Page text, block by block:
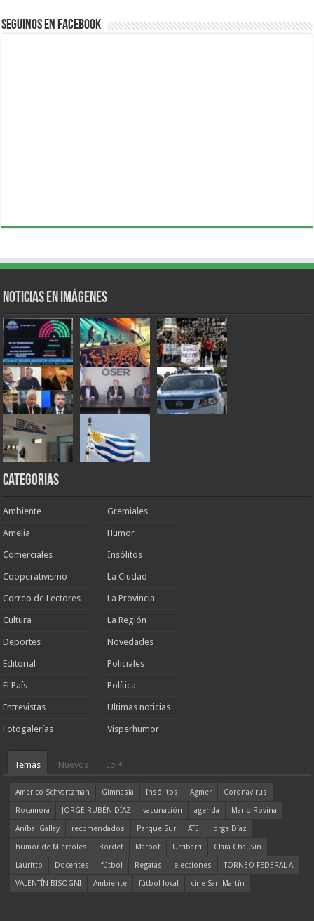
Seguinos en Facebook
Noticias en Imágenes
Categorias
Ambiente
Amelia
Comerciales
Cooperativismo
Correo de Lectores
Cultura
Deportes
Editorial
El País
Entrevistas
Fotogalerías
Gremiales
Humor
Insólitos
La Ciudad
La Provincia
La Región
Novedades
Policiales
Política
Ultimas noticias
Visperhumor
Temas Nuevos Lo +
Americo Schvartzman Gimnasia Insólitos Agmer
Coronavirus
Rocamora
JORGE RUBÉN DÍAZ vacunación agenda
Mario Rovina
Aníbal Gallay
recomendados Parque Sur ATE
Jorge Díaz
humor de Miércoles
Bordet Marbot Urribarri
Clara Chauvín
Lauritto
Docentes fútbol Regatas elecciones
TORNEO FEDERAL A
VALENTÍN BISOGNI
Ambiente fútbol local cine San Martín